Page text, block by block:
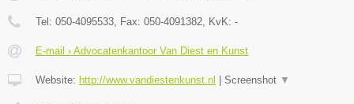
Tel: 050-4095533, Fax: 050-4091382, KvK: -
E-mail › Advocatenkantoor Van Diest en Kunst
Website: http://www.vandiestenkunst.nl Screenshot ▼